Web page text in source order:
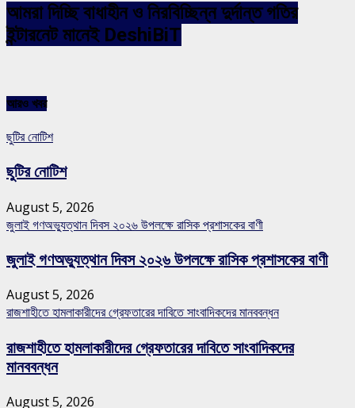
আমরা দিচ্ছি বাধাহীন ও নিরবিচ্ছিন্ন দুর্দান্ত গতির
ইন্টারনেট মানেই DeshiBiT
আরও খবর
ছুটির নোটিশ
ছুটির নোটিশ
August 5, 2026
জুলাই গণঅভ্যুত্থান দিবস ২০২৬ উপলক্ষে রাসিক প্রশাসকের বাণী
জুলাই গণঅভ্যুত্থান দিবস ২০২৬ উপলক্ষে রাসিক প্রশাসকের বাণী
August 5, 2026
রাজশাহীতে হামলাকারীদের গ্রেফতারের দাবিতে সাংবাদিকদের মানববন্ধন
রাজশাহীতে হামলাকারীদের গ্রেফতারের দাবিতে সাংবাদিকদের
মানববন্ধন
August 5, 2026